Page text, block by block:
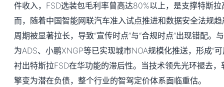
件收入，FSD选装包毛利率曾高达80%以上，是支撑特斯
而，随着中国智能网联汽车准入试点推进和数据安全法规
周期被显著拉长，导致“宣传时点”与“合规时点”出现错配。
为ADS、小鹏XNGP等已实现城市NOA规模化推送，形成“
衬出特斯拉FSD在华功能的滞后性。当技术领先光环褪去
擎变为潜在负债，整个行业的智驾定价体系面临重估。